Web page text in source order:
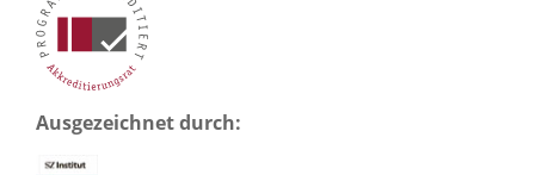
Ausgezeichnet durch: